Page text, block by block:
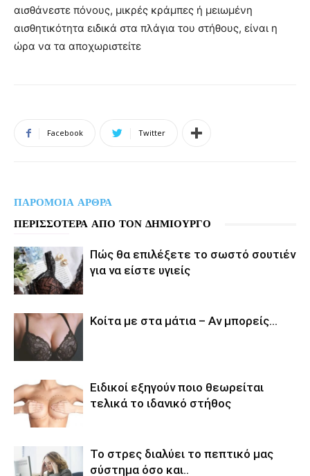
αισθάνεστε πόνους, μικρές κράμπες ή μειωμένη
αισθητικότητα ειδικά στα πλάγια του στήθους, είναι η
ώρα να τα αποχωριστείτε
Facebook Twitter
ΠΑΡΟΜΟΙΑ ΑΡΘΡΑ
ΠΕΡΙΣΣΟΤΕΡΑ ΑΠΟ ΤΟΝ ΔΗΜΙΟΥΡΓΟ
Πώς θα επιλέξετε το σωστό σουτιέν
για να είστε υγιείς
Κοίτα με στα μάτια – Αν μπορείς…
Ειδικοί εξηγούν ποιο θεωρείται
τελικά το ιδανικό στήθος
Το στρες διαλύει το πεπτικό μας
σύστημα όσο και..